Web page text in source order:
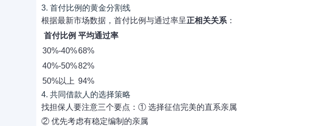
3. 首付比例的黄金分割线
根据最新市场数据，首付比例与通过率呈正相关关系 ：
首付比例 平均通过率
30%-40%68%
40%-50%82%
50%以上 94%
4. 共同借款人的选择策略
找担保人要注意三个要点：① 选择征信完美的直系亲属
② 优先考虑有稳定编制的亲属